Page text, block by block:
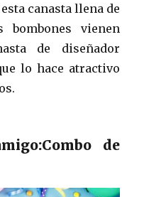
canasta llena de
bombones vienen
de diseñador
lo hace atractivo
de